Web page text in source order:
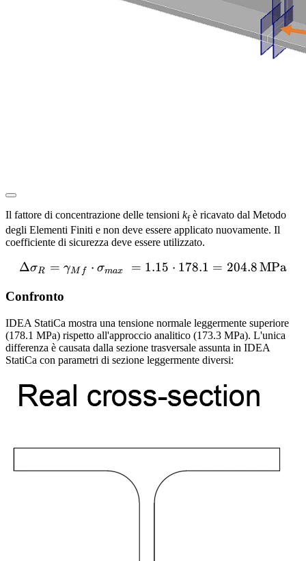
Il fattore di concentrazione delle tensioni kfè ricavato dal Metodo
degli Elementi Finiti e non deve essere applicato nuovamente. Il
coefficiente di sicurezza deve essere utilizzato.
\Delta \sigma_R =
ΔσR = γM f ⋅ σmax = 1.15 ⋅ 178.1 = 204.8MPa
Confronto
IDEA StatiCa mostra una tensione normale leggermente superiore
(178.1 MPa) rispetto all'approccio analitico (173.3 MPa). L'unica
differenza è causata dalla sezione trasversale assunta in IDEA
StatiCa con parametri di sezione leggermente diversi: